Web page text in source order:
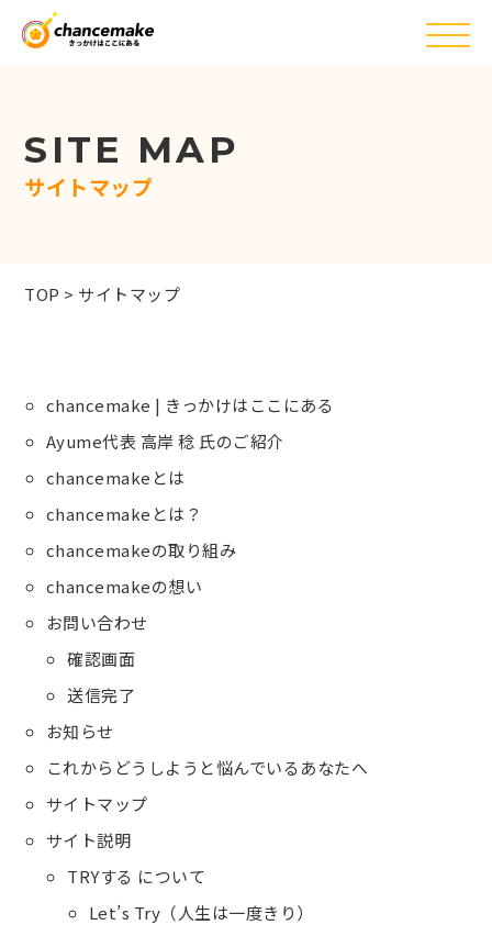
SITE MAP
サイトマップ
TOP > サイトマップ
chancemake | きっかけはここにある
Ayume代表 高岸 稔 氏のご紹介
chancemakeとは
chancemakeとは？
chancemakeの取り組み
chancemakeの想い
お問い合わせ
確認画面
送信完了
お知らせ
これからどうしようと悩んでいるあなたへ
サイトマップ
サイト説明
TRYする について
Let’s Try（人生は一度きり）